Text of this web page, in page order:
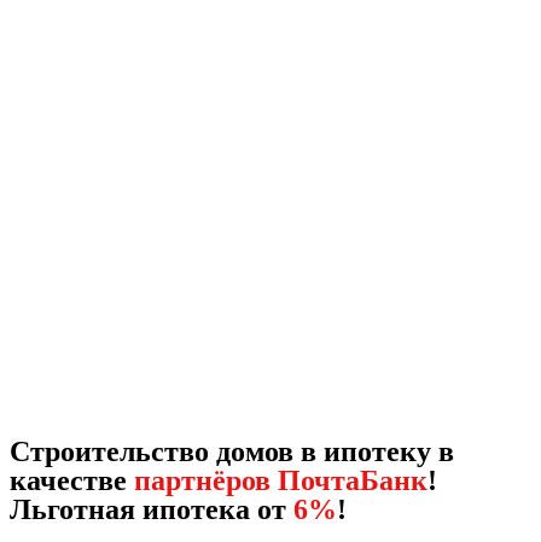
Строительство домов в ипотеку в
качестве партнёров ПочтаБанк!
Льготная ипотека от 6%!